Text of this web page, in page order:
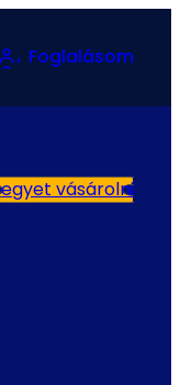
Foglalásom
Jegyet vásárolni